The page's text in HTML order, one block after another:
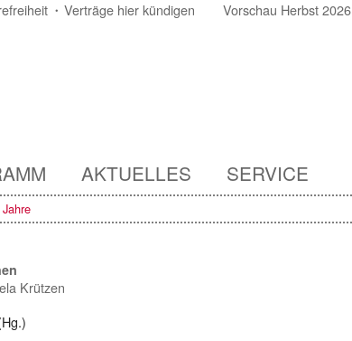
Verträge hier kündigen Vorschau Herbst 2026
AKTUELLES SERVICE
Krützen